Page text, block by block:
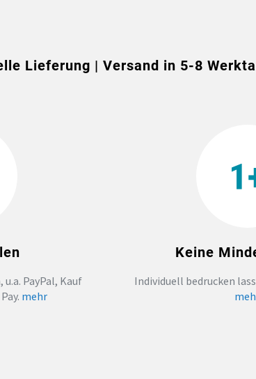
Lieferung | Versand in 5-8
PayPal, Kauf
mehr
Keine
Individuell bedrucken